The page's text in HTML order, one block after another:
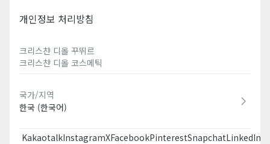
개인정보 처리방침
크리스챤 디올 꾸뛰르​
크리스챤 디올 코스메틱​
국가/지역
한국 (한국어)
KakaotalkInstagramXFacebookPinterestSnapchatLinkedIn